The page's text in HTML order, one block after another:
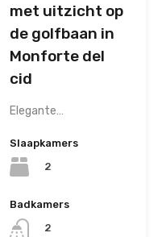
met uitzicht op
de golfbaan in
Monforte del
cid
Elegante…
Slaapkamers
2
Badkamers
2